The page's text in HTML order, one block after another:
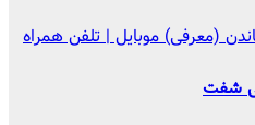
(معرفی)موبایل | تلفن همراه
شفت